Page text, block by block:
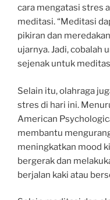
cara mengatasi stres
meditasi. “Meditasi
pikiran dan
ujarnya. Jadi, cobalah
sejenak untuk
Selain itu, olahraga
stres di hari ini.
American
membantu
meningkatkan mood
bergerak dan
berjalan kaki atau